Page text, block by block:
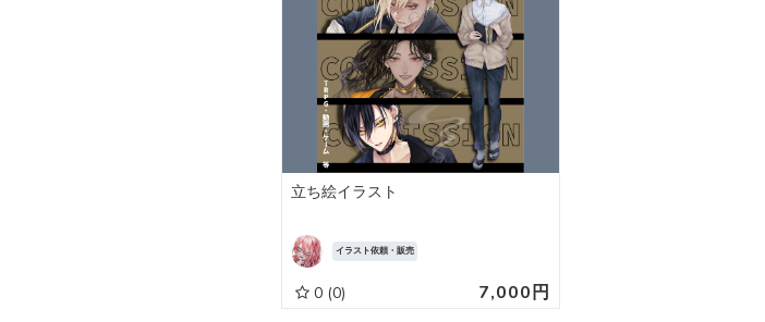
立ち絵イラスト
イラスト依頼・販売
0 (0) 7,000円